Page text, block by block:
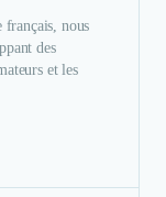
français, nous
des
et les